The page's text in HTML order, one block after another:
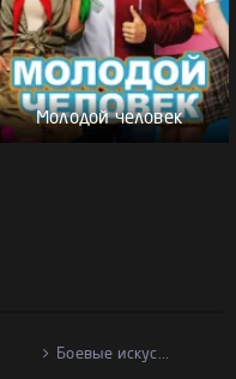
Молодой человек
Боевые искус...